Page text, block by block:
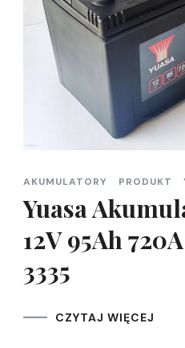
AKUMULATORY PRODUKT
Yuasa
12V 95Ah
3335
CZYTAJ WIĘCEJ